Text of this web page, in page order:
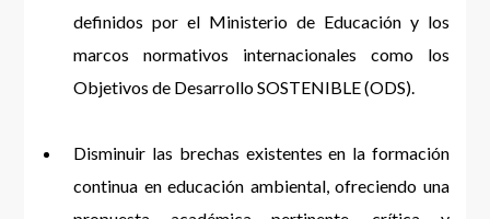
definidos por el Ministerio de Educación y los
marcos normativos internacionales como los
Objetivos de Desarrollo SOSTENIBLE (ODS).
Disminuir las brechas existentes en la formación
continua en educación ambiental, ofreciendo una